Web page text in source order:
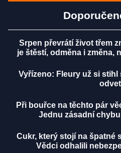
Srpen převrátí život třem
je štěstí, odměna i změna,
Vyřízeno: Fleury už si
Při bouřce na těchto pár
Jednu zásadní
Cukr, který stojí na špatné
Vědci odhalili